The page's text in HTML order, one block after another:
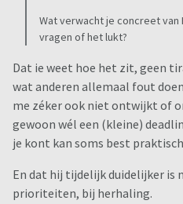
Wat verwacht je concreet van
vragen of het lukt?
Dat ie weet hoe het zit, geen
wat anderen allemaal fout
me zéker ook niet ontwijkt of
gewoon wél een (kleine)
je kont kan soms best
En dat hij tijdelijk duidelijker is
prioriteiten, bij herhaling.